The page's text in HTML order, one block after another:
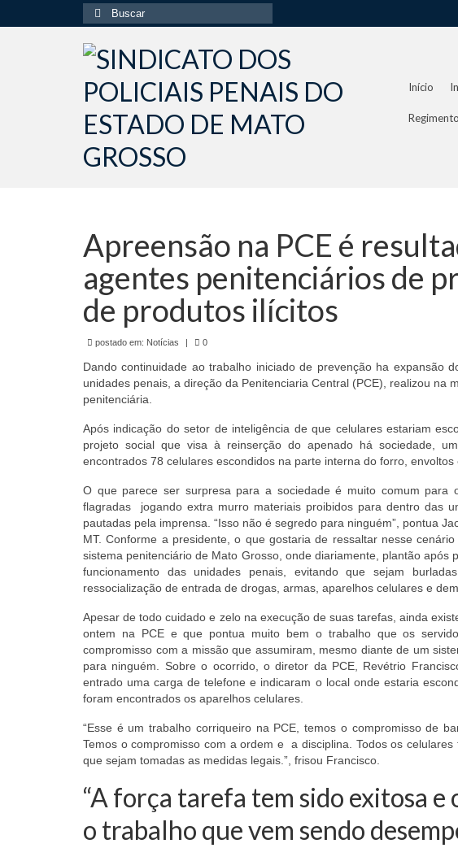
Buscar
por:
Início
Apreensão na PCE é
agentes penitenciários de
de produtos ilícitos
postado em: Notícias | 0
Dando continuidade ao trabalho iniciado de prevenção ha expansão
unidades penais, a direção da Penitenciaria Central (PCE), realizou na
penitenciária.
Após indicação do setor de inteligência de que celulares estariam
projeto social que visa à reinserção do apenado há sociedade,
encontrados 78 celulares escondidos na parte interna do forro, envoltos
O que parece ser surpresa para a sociedade é muito comum para
flagradas jogando extra murro materiais proibidos para dentro das
pautadas pela imprensa. “Isso não é segredo para ninguém”, pontua
MT. Conforme a presidente, o que gostaria de ressaltar nesse
sistema penitenciário de Mato Grosso, onde diariamente, plantão
funcionamento das unidades penais, evitando que sejam
ressocialização de entrada de drogas, armas, aparelhos celulares e
Apesar de todo cuidado e zelo na execução de suas tarefas, ainda
ontem na PCE e que pontua muito bem o trabalho que os
compromisso com a missão que assumiram, mesmo diante de um
para ninguém. Sobre o ocorrido, o diretor da PCE, Revétrio
entrado uma carga de telefone e indicaram o local onde estaria
foram encontrados os aparelhos celulares.
“Esse é um trabalho corriqueiro na PCE, temos o compromisso de
Temos o compromisso com a ordem e a disciplina. Todos os
que sejam tomadas as medidas legais.”, frisou Francisco.
“A força tarefa tem sido exitosa
o trabalho que vem sendo